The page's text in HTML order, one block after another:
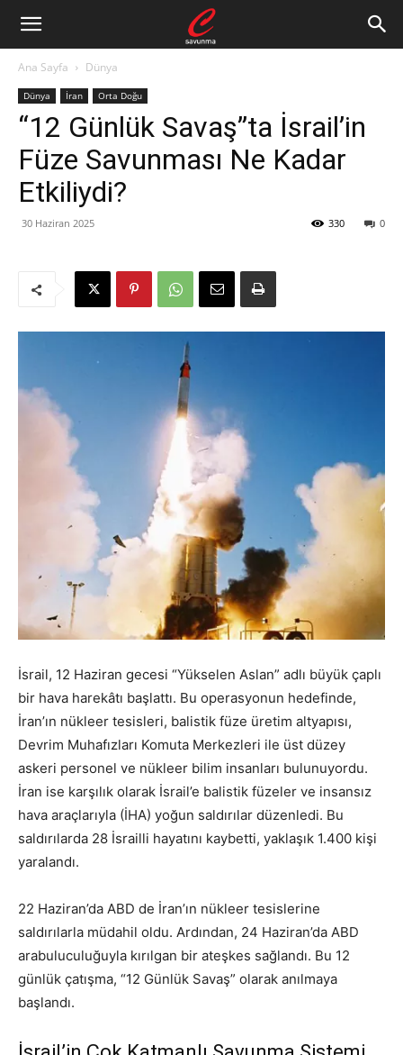
Ana Sayfa Dünya
Dünya İran Orta Doğu
“12 Günlük Savaş”ta İsrail’in
Füze Savunması Ne Kadar
Etkiliydi?
30 Haziran 2025 0
330
İsrail, 12 Haziran gecesi “Yükselen Aslan” adlı büyük çaplı
bir hava harekâtı başlattı. Bu operasyonun hedefinde,
İran’ın nükleer tesisleri, balistik füze üretim altyapısı,
Devrim Muhafızları Komuta Merkezleri ile üst düzey
askeri personel ve nükleer bilim insanları bulunuyordu.
İran ise karşılık olarak İsrail’e balistik füzeler ve insansız
hava araçlarıyla (İHA) yoğun saldırılar düzenledi. Bu
saldırılarda 28 İsrailli hayatını kaybetti, yaklaşık 1.400 kişi
yaralandı.
22 Haziran’da ABD de İran’ın nükleer tesislerine
saldırılarla müdahil oldu. Ardından, 24 Haziran’da ABD
arabuluculuğuyla kırılgan bir ateşkes sağlandı. Bu 12
günlük çatışma, “12 Günlük Savaş” olarak anılmaya
başlandı.